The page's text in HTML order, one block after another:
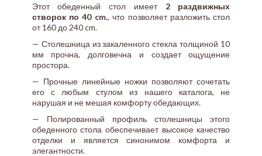
Этот обеденный стол имеет 2 раздвижных
створок по 40 cm., что позволяет разложить стол
от 160 до 240 cm.
— Столешница из закаленного стекла толщиной 10
мм прочна, долговечна и создает ощущение
простора.
— Прочные линейные ножки позволяют сочетать
его с любым стулом из нашего каталога, не
нарушая и не мешая комфорту обедающих.
— Полированный профиль столешницы этого
обеденного стола обеспечивает высокое качество
отделки и является синонимом комфорта и
элегантности.